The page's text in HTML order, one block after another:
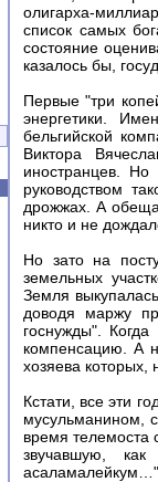
олигарха-
список самых
состояние
казалось бы,
Первые "три
энергетики.
бельгийской
Виктора
иностранцев.
руководством
дрожжах. А
никто и не
Но зато на
земельных
Земля
доводя маржу
госнужды".
компенсацию. А
хозяева которых,
Кстати, все эти
мусульманином,
время телемоста
звучавшую, как